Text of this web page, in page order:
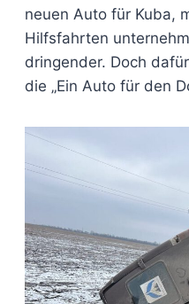
neuen Auto für Kuba,
Hilfsfahrten
dringender. Doch
die „Ein Auto für den